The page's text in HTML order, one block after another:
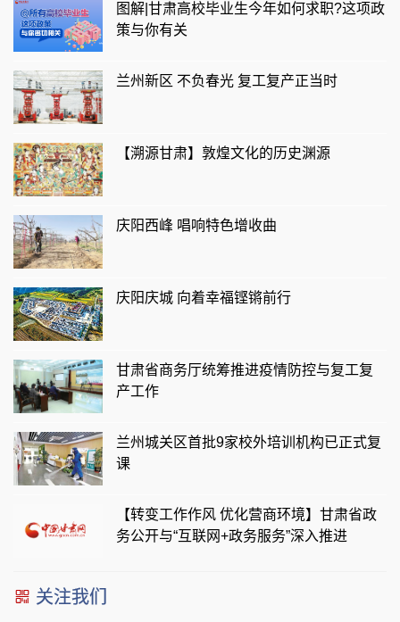
图解|甘肃高校毕业生今年如何求职?这项政
策与你有关
兰州新区 不负春光 复工复产正当时
【溯源甘肃】敦煌文化的历史渊源
庆阳西峰 唱响特色增收曲
庆阳庆城 向着幸福铿锵前行
甘肃省商务厅统筹推进疫情防控与复工复
产工作
兰州城关区首批9家校外培训机构已正式复
课
【转变工作作风 优化营商环境】甘肃省政
务公开与“互联网+政务服务”深入推进
关注我们